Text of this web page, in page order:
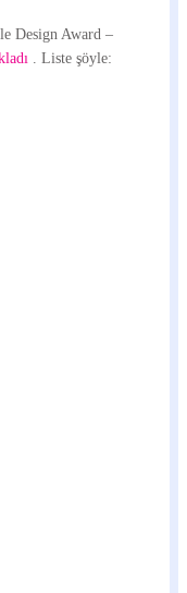
Design Award –
. Liste şöyle: